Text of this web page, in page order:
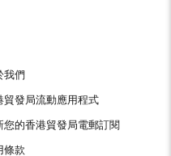
我們
貿發局流動應用程式
您的香港貿發局電郵訂閱
條款